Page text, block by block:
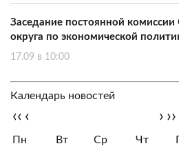
Заседание постоянной
округа по экономической
17.09 в 10:00
Календарь новостей
‹‹ ‹ › ››
Пн Вт Ср Чт